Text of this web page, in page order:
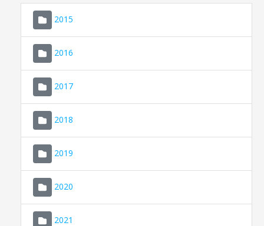
2015
2016
2017
2018
2019
2020
2021